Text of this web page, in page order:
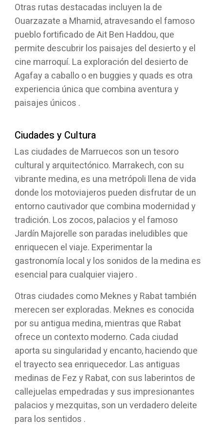
Otras rutas destacadas incluyen la de
Ouarzazate a Mhamid, atravesando el famoso
pueblo fortificado de Ait Ben Haddou, que
permite descubrir los paisajes del desierto y el
cine marroquí. La exploración del desierto de
Agafay a caballo o en buggies y quads es otra
experiencia única que combina aventura y
paisajes únicos .
Ciudades y Cultura
Las ciudades de Marruecos son un tesoro
cultural y arquitectónico. Marrakech, con su
vibrante medina, es una metrópoli llena de vida
donde los motoviajeros pueden disfrutar de un
entorno cautivador que combina modernidad y
tradición. Los zocos, palacios y el famoso
Jardín Majorelle son paradas ineludibles que
enriquecen el viaje. Experimentar la
gastronomía local y los sonidos de la medina es
esencial para cualquier viajero .
Otras ciudades como Meknes y Rabat también
merecen ser exploradas. Meknes es conocida
por su antigua medina, mientras que Rabat
ofrece un contexto moderno. Cada ciudad
aporta su singularidad y encanto, haciendo que
el trayecto sea enriquecedor. Las antiguas
medinas de Fez y Rabat, con sus laberintos de
callejuelas empedradas y sus impresionantes
palacios y mezquitas, son un verdadero deleite
para los sentidos .